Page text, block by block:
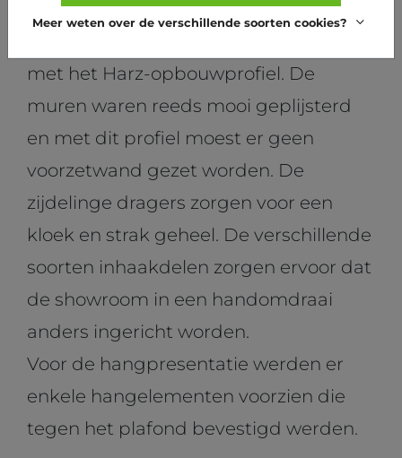
met het Harz-opbouwprofiel. De
muren waren reeds mooi geplijsterd
en met dit profiel moest er geen
voorzetwand gezet worden. De
zijdelinge dragers zorgen voor een
kloek en strak geheel. De verschillende
soorten inhaakdelen zorgen ervoor dat
de showroom in een handomdraai
anders ingericht worden.
Voor de hangpresentatie werden er
enkele hangelementen voorzien die
tegen het plafond bevestigd werden.
Meer weten over de verschillende soorten cookies?